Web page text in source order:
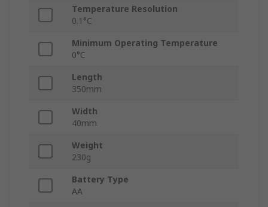
Temperature Resolution
0.1°C
Minimum Operating Temperature
0°C
Length
350mm
Width
40mm
Weight
230g
Battery Type
AA